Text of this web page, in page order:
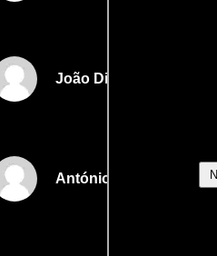
João Didelet
António Plácido